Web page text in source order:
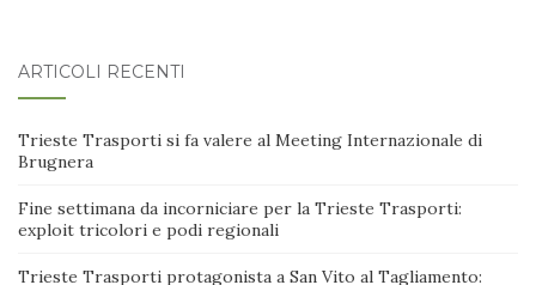
ARTICOLI RECENTI
Trieste Trasporti si fa valere al Meeting Internazionale di
Brugnera
Fine settimana da incorniciare per la Trieste Trasporti:
exploit tricolori e podi regionali
Trieste Trasporti protagonista a San Vito al Tagliamento: